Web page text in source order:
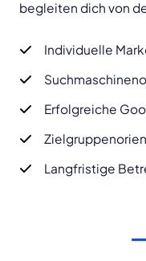
begleiten dich von
Individuelle
Erfolgreiche
Langfristige